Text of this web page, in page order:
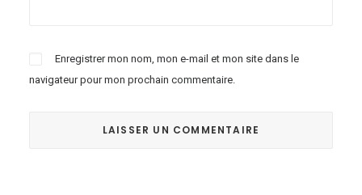
Enregistrer mon nom, mon e-mail et mon site dans le
navigateur pour mon prochain commentaire.